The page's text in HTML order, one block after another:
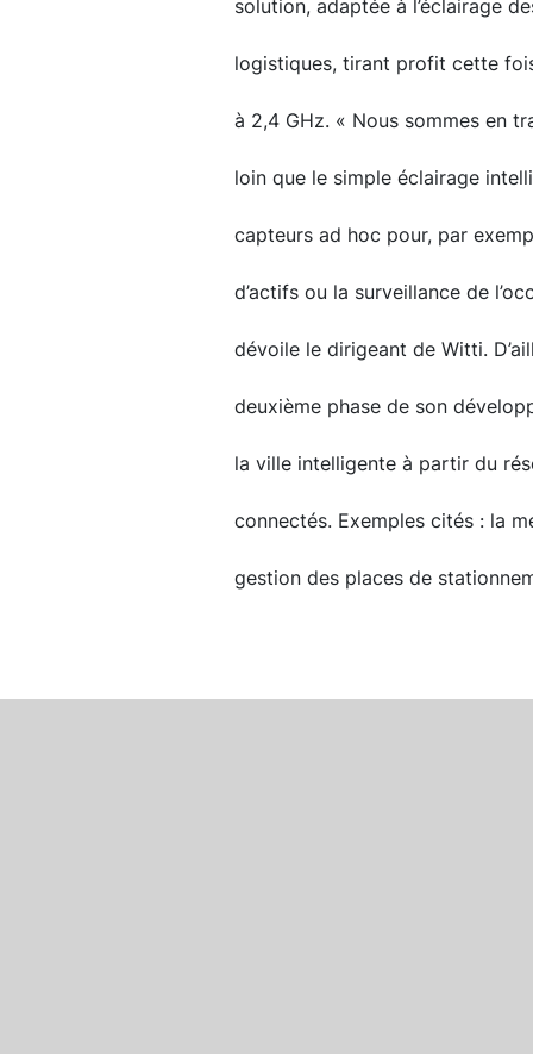
solution, adaptée à l’éclairage
logistiques, tirant profit cette
à 2,4 GHz. « Nous sommes en
loin que le simple éclairage
capteurs ad hoc pour, par
d’actifs ou la surveillance de
dévoile le dirigeant de Witti.
deuxième phase de son
la ville intelligente à partir du
connectés. Exemples cités : la
gestion des places de